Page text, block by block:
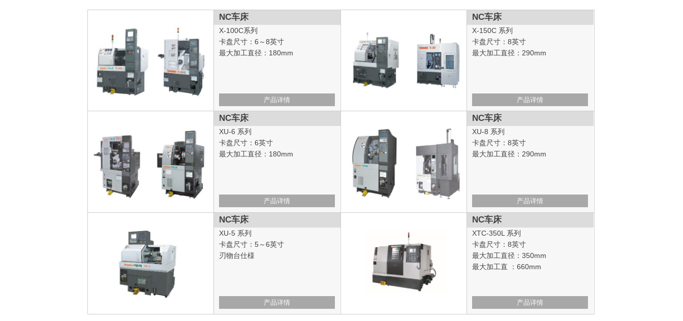
NC车床
X-100C系列
卡盘尺寸：6～8英寸
最大加工直径：180mm
产品详情
NC车床
X-150C 系列
卡盘尺寸：8英寸
最大加工直径：290mm
产品详情
NC车床
XU-6 系列
卡盘尺寸：6英寸
最大加工直径：180mm
产品详情
NC车床
XU-8 系列
卡盘尺寸：8英寸
最大加工直径：290mm
产品详情
NC车床
XU-5 系列
卡盘尺寸：5～6英寸
刃物台仕様
产品详情
NC车床
XTC-350L 系列
卡盘尺寸：8英寸
最大加工直径：350mm
最大加工直 ：660mm
产品详情